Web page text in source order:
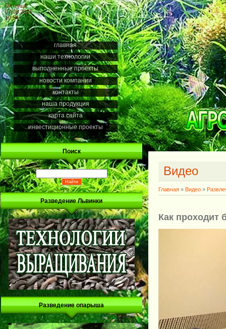
Пятница
07.08.2026
10:54
главная
наши технологии
выполненные проекты
новости компании
контакты
наша продукция
карта сайта
инвестиционные проекты
Поиск
Разведение Львинки
Разведение опарыша
Видео
Главная » Видео »
Как проходит